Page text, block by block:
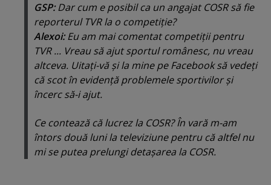
GSP:Dar cum e posibil ca un angajat COSR să fie
reporterul TVR la o competiţie?
Alexoi:Eu am mai comentat competiţii pentru
TVR ... Vreau să ajut sportul românesc, nu vreau
altceva. Uitaţi-vă şi la mine pe Facebook să vedeţi
că scot în evidenţă problemele sportivilor şi
încerc să-i ajut.
Ce contează că lucrez la COSR? În vară m-am
întors două luni la televiziune pentru că altfel nu
mi se putea prelungi detaşarea la COSR.